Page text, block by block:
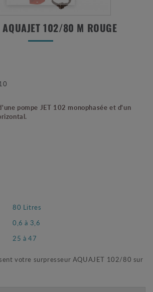
AQUAJET 102/80 M ROUGE
pompe JET 102 monophasée et d'un
80 Litres
0,6 à 3,6
25 à 47
votre surpresseur AQUAJET 102/80 sur